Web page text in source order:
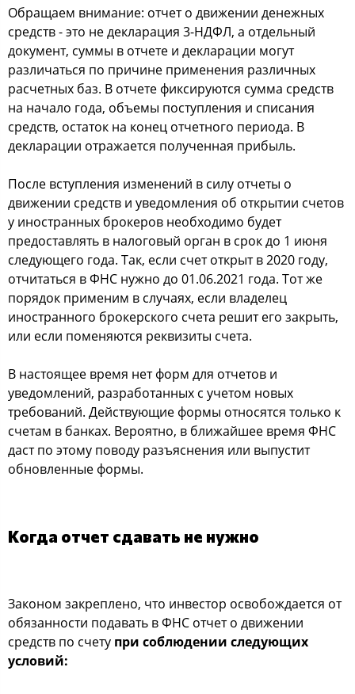
Обращаем внимание: отчет о движении денежных
средств - это не декларация 3-НДФЛ, а отдельный
документ, суммы в отчете и декларации могут
различаться по причине применения различных
расчетных баз. В отчете фиксируются сумма средств
на начало года, объемы поступления и списания
средств, остаток на конец отчетного периода. В
декларации отражается полученная прибыль.
После вступления изменений в силу отчеты о
движении средств и уведомления об открытии счетов
у иностранных брокеров необходимо будет
предоставлять в налоговый орган в срок до 1 июня
следующего года. Так, если счет открыт в 2020 году,
отчитаться в ФНС нужно до 01.06.2021 года. Тот же
порядок применим в случаях, если владелец
иностранного брокерского счета решит его закрыть,
или если поменяются реквизиты счета.
В настоящее время нет форм для отчетов и
уведомлений, разработанных с учетом новых
требований. Действующие формы относятся только к
счетам в банках. Вероятно, в ближайшее время ФНС
даст по этому поводу разъяснения или выпустит
обновленные формы.
Когда отчет сдавать не нужно
Законом закреплено, что инвестор освобождается от
обязанности подавать в ФНС отчет о движении
средств по счету при соблюдении следующих
условий: